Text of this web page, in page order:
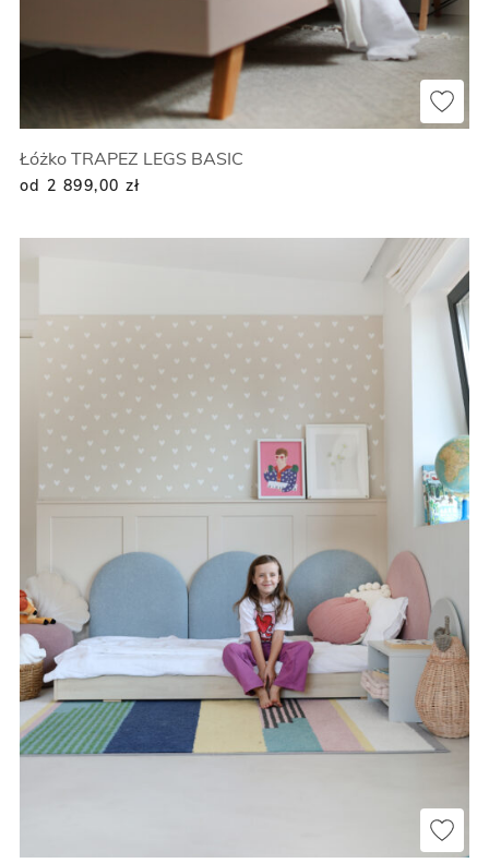
Łóżko TRAPEZ LEGS BASIC
od 2 899,00 zł